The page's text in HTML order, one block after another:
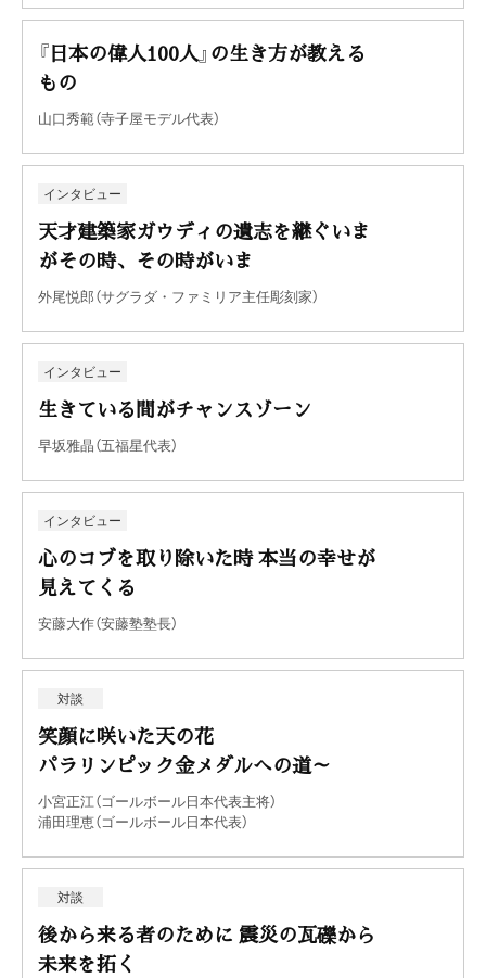
『日本の偉人100人』の生き方が教える
もの
山口秀範（寺子屋モデル代表）
インタビュー
天才建築家ガウディの遺志を継ぐいま
がその時、その時がいま
外尾悦郎（サグラダ・ファミリア主任彫刻家）
インタビュー
生きている間がチャンスゾーン
早坂雅晶（五福星代表）
インタビュー
心のコブを取り除いた時 本当の幸せが
見えてくる
安藤大作（安藤塾塾長）
対談
笑顔に咲いた天の花
パラリンピック金メダルへの道～
小宮正江（ゴールボール日本代表主将）
浦田理恵（ゴールボール日本代表）
対談
後から来る者のために 震災の瓦礫から
未来を拓く